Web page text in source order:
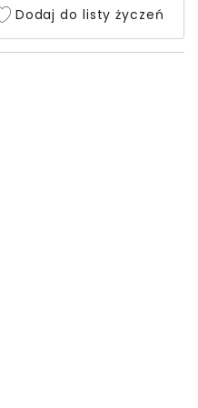
Dodaj do listy życzeń